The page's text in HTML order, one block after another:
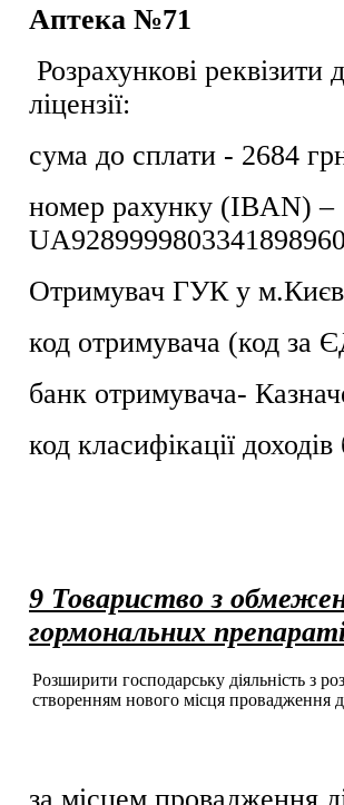
Аптека №71
Розрахункові
ліцензії:
сума до сплати - 2684
номер рахунку (IBAN) –
Отримувач ГУК у
код отримувача (код
банк отримувача-
код класифікації
9 Товариство з
гормональних
Розширити господарську діяльність з
створенням нового місця провадження